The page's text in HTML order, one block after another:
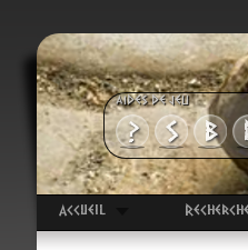
AIDES DE JEU
Accueil